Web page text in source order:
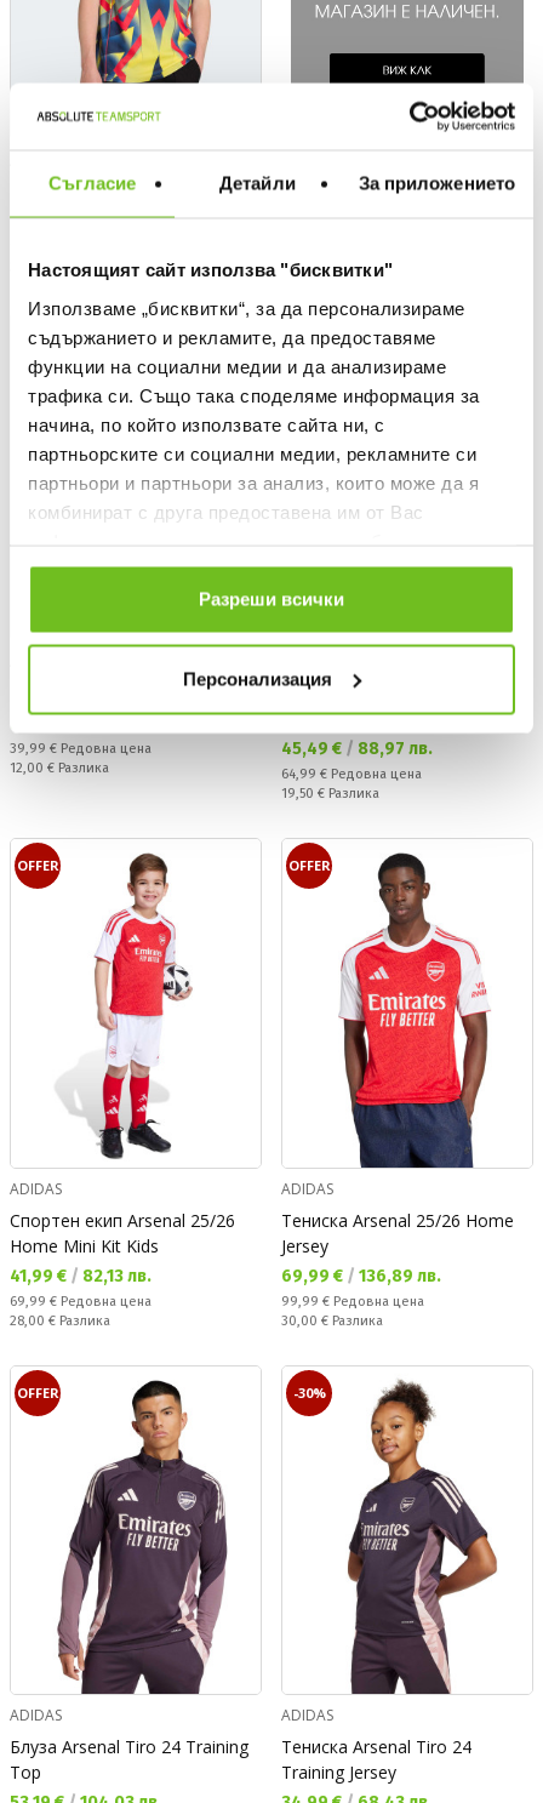
Съгласие Детайли За приложението
Настоящият сайт използва "бисквитки"
Използваме „бисквитки“, за да персонализираме
съдържанието и рекламите, да предоставяме
функции на социални медии и да анализираме
трафика си. Също така споделяме информация за
начина, по който използвате сайта ни, с
партньорските си социални медии, рекламните си
партньори и партньори за анализ, които може да я
комбинират с друга предоставена им от Вас
ползването от Ваша страна на услугите им.
Разреши всички
Персонализация
Тениска Arsenal FC Jersey
Текуща цена:
83,99 €/164,27 лв.
Спестявате:
36,00 €Разлика
OFFER
Тениска Arsenal VRCT Tee
27,99 €
Редовна цена:
39,99 € Редовна цена
Спестявате:
12,00 € Разлика
OFFER
Спортно долнище Arsenal Tiro
25 Competition
Текуща цена:
45,49 € / 88,97 лв.
Редовна цена:
64,99 € Редовна цена
Спестявате:
19,50 € Разлика
OFFER
ADIDAS
Спортен екип Arsenal 25/26
Home Mini Kit Kids
Текуща цена:
41,99 € / 82,13 лв.
Редовна цена:
69,99 € Редовна цена
Спестявате:
28,00 € Разлика
OFFER
ADIDAS
Тениска Arsenal 25/26 Home
Jersey
Текуща цена:
69,99 € / 136,89 лв.
Редовна цена:
99,99 € Редовна цена
Спестявате:
30,00 € Разлика
OFFER
ADIDAS
Блуза Arsenal Tiro 24 Training
Top
-30%
ADIDAS
Тениска Arsenal Tiro 24
Training Jersey